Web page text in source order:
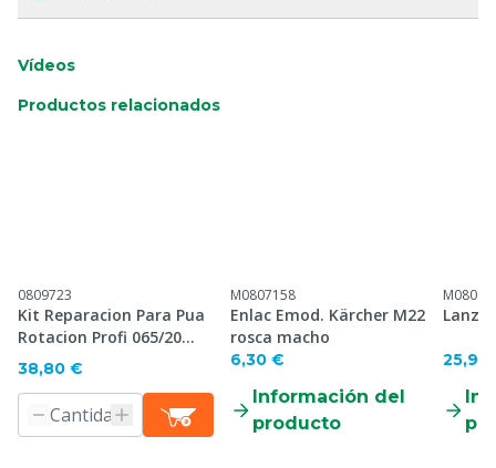
Vídeos
Productos relacionados
0809723
Kit Reparacion Para Pua
Rotacion Profi 065/20
L/200 bar
38,80 €
M0807158
Enlac Emod. Kärcher M22
rosca macho
6,30 €
Información del
producto
25,90